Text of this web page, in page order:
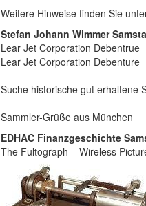
Weitere Hinweise finden Sie
Stefan Johann Wimmer
Lear Jet Corporation Debentrue
Lear Jet Corporation Debenture
Suche historische gut erhaltene
Sammler-Grüße aus München
EDHAC Finanzgeschichte
The Fultograph – Wireless